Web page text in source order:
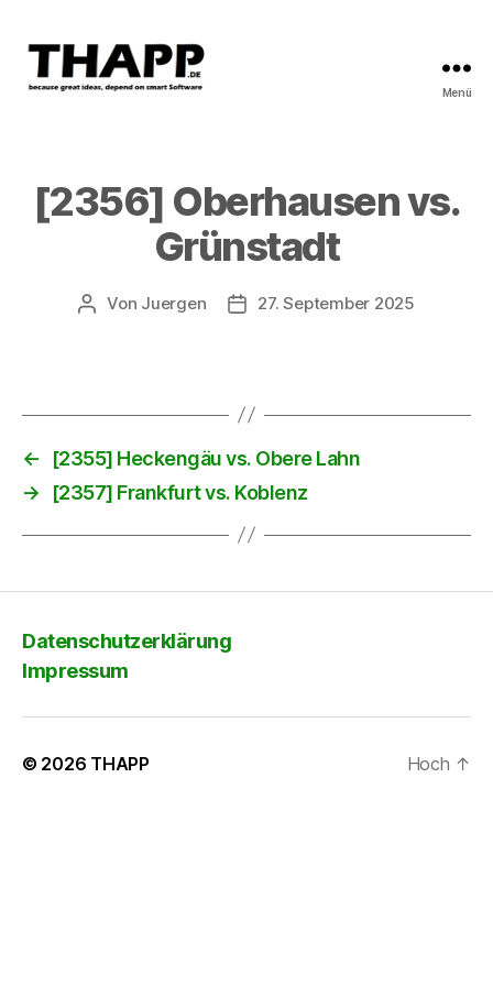
Menü
[2356] Oberhausen vs.
Grünstadt
Beitragsautor
Von Juergen Beitragsdatum
27. September 2025
←
[2355] Heckengäu vs. Obere Lahn
→
[2357] Frankfurt vs. Koblenz
Datenschutzerklärung
Impressum
© 2026 THAPP Hoch ↑